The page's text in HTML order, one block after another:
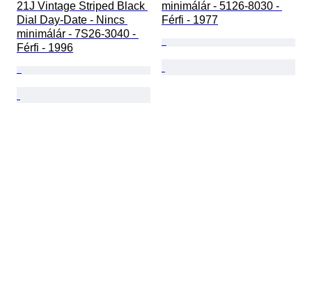
21J Vintage Striped Black
Dial Day-Date - Nincs
minimálár - 7S26-3040 -
Férfi - 1996
minimálár - 5126-8030 -
Férfi - 1977